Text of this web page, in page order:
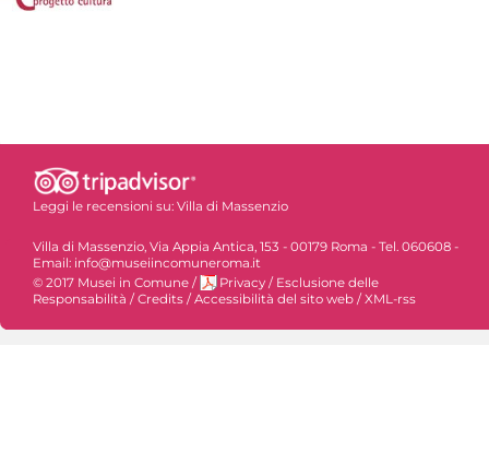
Leggi le recensioni su: Villa di Massenzio
Villa di Massenzio, Via Appia Antica, 153 - 00179 Roma - Tel. 060608 -
Email: info@museiincomuneroma.it
© 2017 Musei in Comune / Privacy / Esclusione delle
Responsabilità /Credits /Accessibilità del sito web /XML-rss